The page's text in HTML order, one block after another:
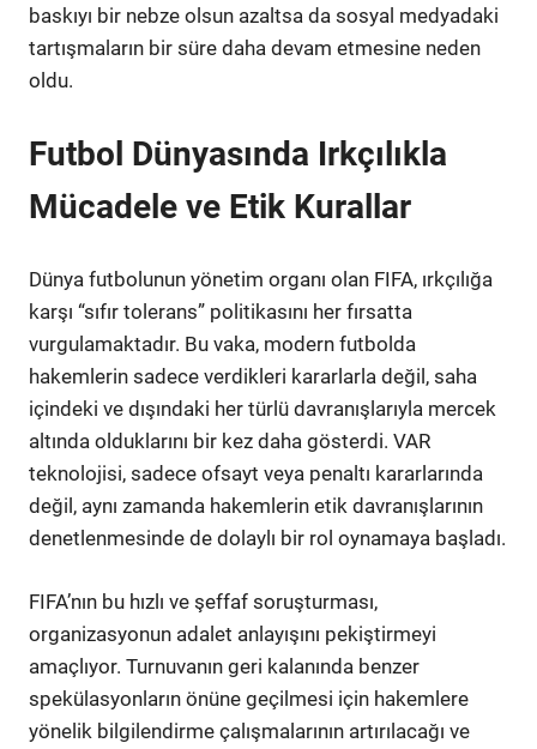
baskıyı bir nebze olsun azaltsa da sosyal medyadaki
tartışmaların bir süre daha devam etmesine neden
oldu.
Futbol Dünyasında Irkçılıkla
Mücadele ve Etik Kurallar
Dünya futbolunun yönetim organı olan FIFA, ırkçılığa
karşı “sıfır tolerans” politikasını her fırsatta
vurgulamaktadır. Bu vaka, modern futbolda
hakemlerin sadece verdikleri kararlarla değil, saha
içindeki ve dışındaki her türlü davranışlarıyla mercek
altında olduklarını bir kez daha gösterdi. VAR
teknolojisi, sadece ofsayt veya penaltı kararlarında
değil, aynı zamanda hakemlerin etik davranışlarının
denetlenmesinde de dolaylı bir rol oynamaya başladı.
FIFA’nın bu hızlı ve şeffaf soruşturması,
organizasyonun adalet anlayışını pekiştirmeyi
amaçlıyor. Turnuvanın geri kalanında benzer
spekülasyonların önüne geçilmesi için hakemlere
yönelik bilgilendirme çalışmalarının artırılacağı ve